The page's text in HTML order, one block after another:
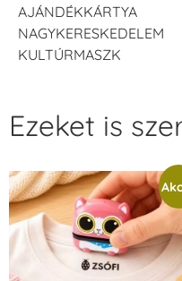
AJÁNDÉKKÁRTYA
NAGYKERESKEDELEM
KULTÚRMASZK
Ezeket is